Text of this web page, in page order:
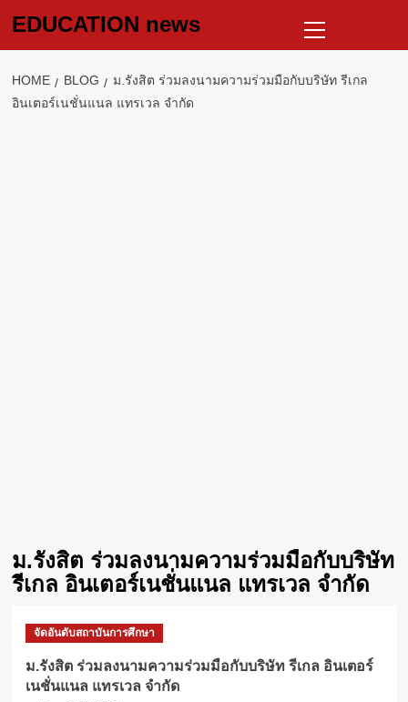
EDUCATION news
Menu
HOME BLOG
ม.รังสิต ร่วมลงนามความร่วมมือกับบริษัท รีเกล
อินเตอร์เนชั่นแนล แทรเวล จำกัด
ม.รังสิต ร่วมลงนามความร่วมมือกับบริษัท
รีเกล อินเตอร์เนชั่นแนล แทรเวล จำกัด
จัดอันดับสถาบันการศึกษา
ม.รังสิต ร่วมลงนามความร่วมมือกับบริษัท รีเกล อินเตอร์
เนชั่นแนล แทรเวล จำกัด